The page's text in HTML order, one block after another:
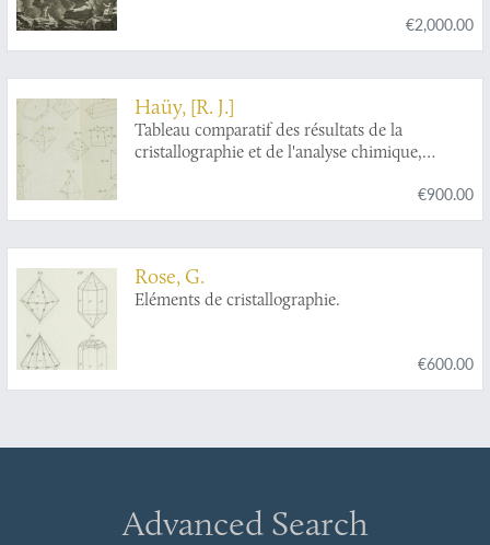
Mons. Diderot. Histoire naturelle. Règne
mineral.
€2,000.00
Haüy, [R. J.]
Tableau comparatif des résultats de la
cristallographie et de l'analyse chimique,
€900.00
Rose, G.
Eléments de cristallographie.
€600.00
Advanced Search